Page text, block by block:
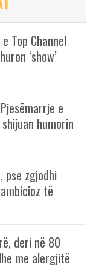
Top Channel
‘show’
e
humorin
pse zgjodhi
të
deri në 80
me alergjitë